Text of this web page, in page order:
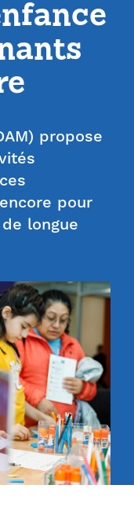
propose
pour
longue